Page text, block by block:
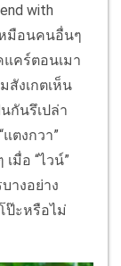
with
หมือนคนอื่นๆ
คร์ตอนเมา
สังเกตเห็น
กันรึเปล่า
ตงกวา”
มื่อ “ไวน์”
างอย่าง
ป๊ะหรือไม่